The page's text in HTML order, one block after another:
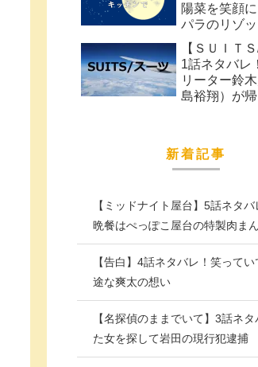
陽菜を笑顔
パラのリゾッ
【ＳＵＩＴ
1話ネタバレ
リーター鈴
島裕翔）が
新着記事
【ミッドナイト屋台】5話ネタ
晩餐はぺっぽこ屋台の特製肉まん
【告白】4話ネタバレ！笑って
途な爽太の想い
【名探偵のままでいて】3話ネ
た女を探して岩田の現行犯逮捕